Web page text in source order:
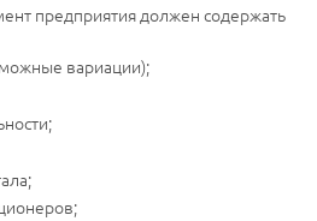
предприятия должен содержать
вариации);